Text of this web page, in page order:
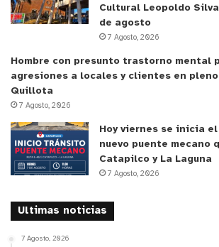
Cultural Leopoldo
de agosto
7 Agosto, 2026
Hombre con presunto trastorno mental
agresiones a locales y clientes en
Quillota
7 Agosto, 2026
Hoy viernes se inicia
nuevo puente mecano
Catapilco y La Laguna
7 Agosto, 2026
Ultimas noticias
7 Agosto, 2026